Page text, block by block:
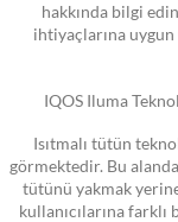
hakkında bilgi
ihtiyaçlarına
IQOS Iluma
Isıtmalı tütün
görmektedir. Bu
tütünü yakmak
kullanıcılarına